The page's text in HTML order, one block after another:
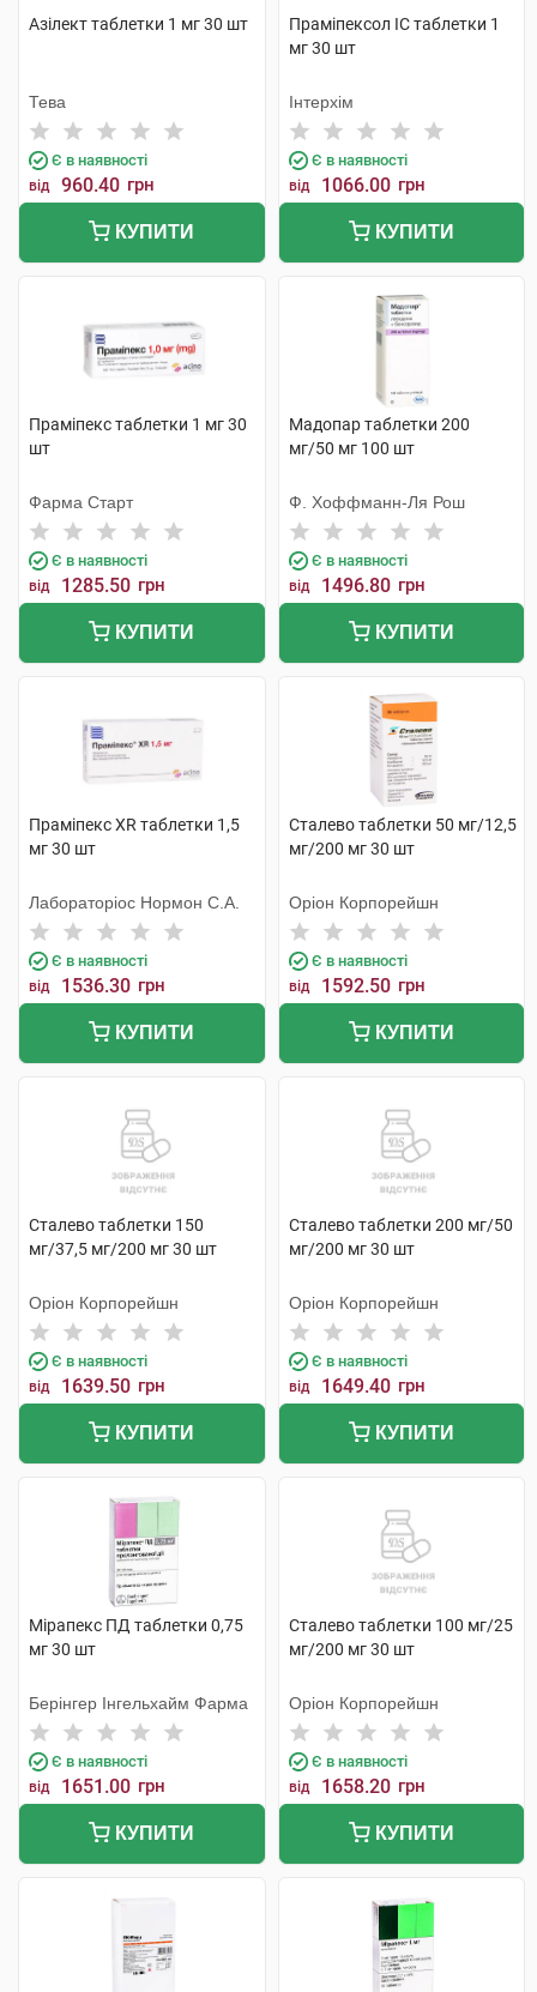
Азілект таблетки 1 мг 30 шт
Тева
Є в наявності
від 960.40 грн
КУПИТИ
Праміпексол IC таблетки 1
мг 30 шт
Інтерхім
Є в наявності
від 1066.00 грн
КУПИТИ
Праміпекс таблетки 1 мг 30
шт
Фарма Старт
Є в наявності
від 1285.50 грн
КУПИТИ
Мадопар таблетки 200
мг/50 мг 100 шт
Ф. Хоффманн-Ля Рош
Є в наявності
від 1496.80 грн
КУПИТИ
Праміпекс XR таблетки 1,5
мг 30 шт
Лабораторіос Нормон С.А.
Є в наявності
від 1536.30 грн
КУПИТИ
Сталево таблетки 50 мг/12,5
мг/200 мг 30 шт
Оріон Корпорейшн
Є в наявності
від 1592.50 грн
КУПИТИ
Сталево таблетки 150
мг/37,5 мг/200 мг 30 шт
Оріон Корпорейшн
Є в наявності
від 1639.50 грн
КУПИТИ
Сталево таблетки 200 мг/50
мг/200 мг 30 шт
Оріон Корпорейшн
Є в наявності
від 1649.40 грн
КУПИТИ
Мірапекс ПД таблетки 0,75
мг 30 шт
Берінгер Інгельхайм Фарма
Є в наявності
від 1651.00 грн
КУПИТИ
Сталево таблетки 100 мг/25
мг/200 мг 30 шт
Оріон Корпорейшн
Є в наявності
від 1658.20 грн
КУПИТИ